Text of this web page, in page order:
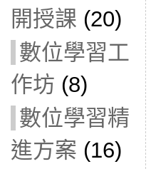
開授課 (20)
數位學習工
作坊 (8)
數位學習精
進方案 (16)